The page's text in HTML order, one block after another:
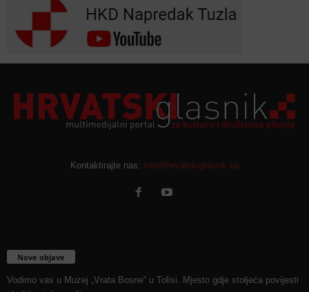
Kontaktirajte nas: info@hrvatskiglasnik.ba
Nove objave
Vodimo vas u Muzej „Vrata Bosne“ u Tolisi. Mjesto gdje stoljeća povijesti